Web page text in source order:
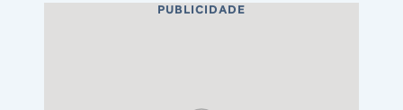
PUBLICIDADE